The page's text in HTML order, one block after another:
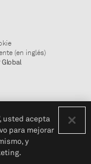
(en inglés)
usted acepta
para mejorar
y